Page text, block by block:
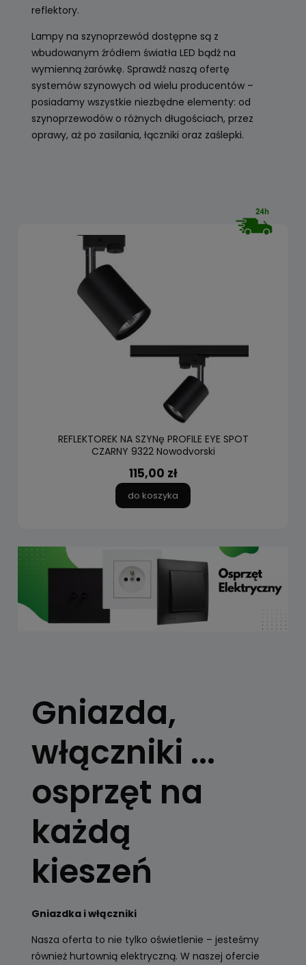
reflektory.
Lampy na szynoprzewód dostępne są z
wbudowanym źródłem światła LED bądź na
wymienną żarówkę. Sprawdź naszą ofertę
systemów szynowych od wielu producentów –
posiadamy wszystkie niezbędne elementy: od
szynoprzewodów o różnych długościach, przez
oprawy, aż po zasilania, łączniki oraz zaślepki.
REFLEKTOREK NA SZYNę PROFILE EYE SPOT
CZARNY 9322 Nowodvorski
115,00 zł
do koszyka
Gniazda,
włączniki ...
osprzęt na
każdą
kieszeń
Gniazdka i włączniki
Nasza oferta to nie tylko oświetlenie – jesteśmy
również hurtownią elektryczną. W naszej ofercie